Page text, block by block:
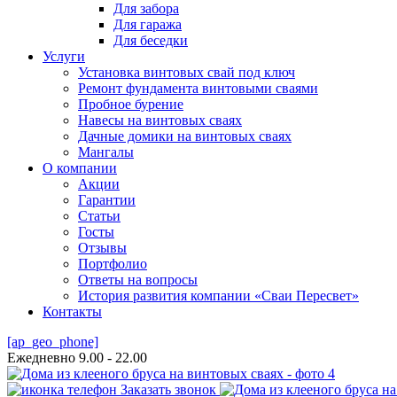
Для забора
Для гаража
Для беседки
Услуги
Установка винтовых свай под ключ
Ремонт фундамента винтовыми сваями
Пробное бурение
Навесы на винтовых сваях
Дачные домики на винтовых сваях
Мангалы
О компании
Акции
Гарантии
Статьи
Госты
Отзывы
Портфолио
Ответы на вопросы
История развития компании «Сваи Пересвет»
Контакты
[ap_geo_phone]
Ежедневно 9.00 - 22.00
Заказать звонок